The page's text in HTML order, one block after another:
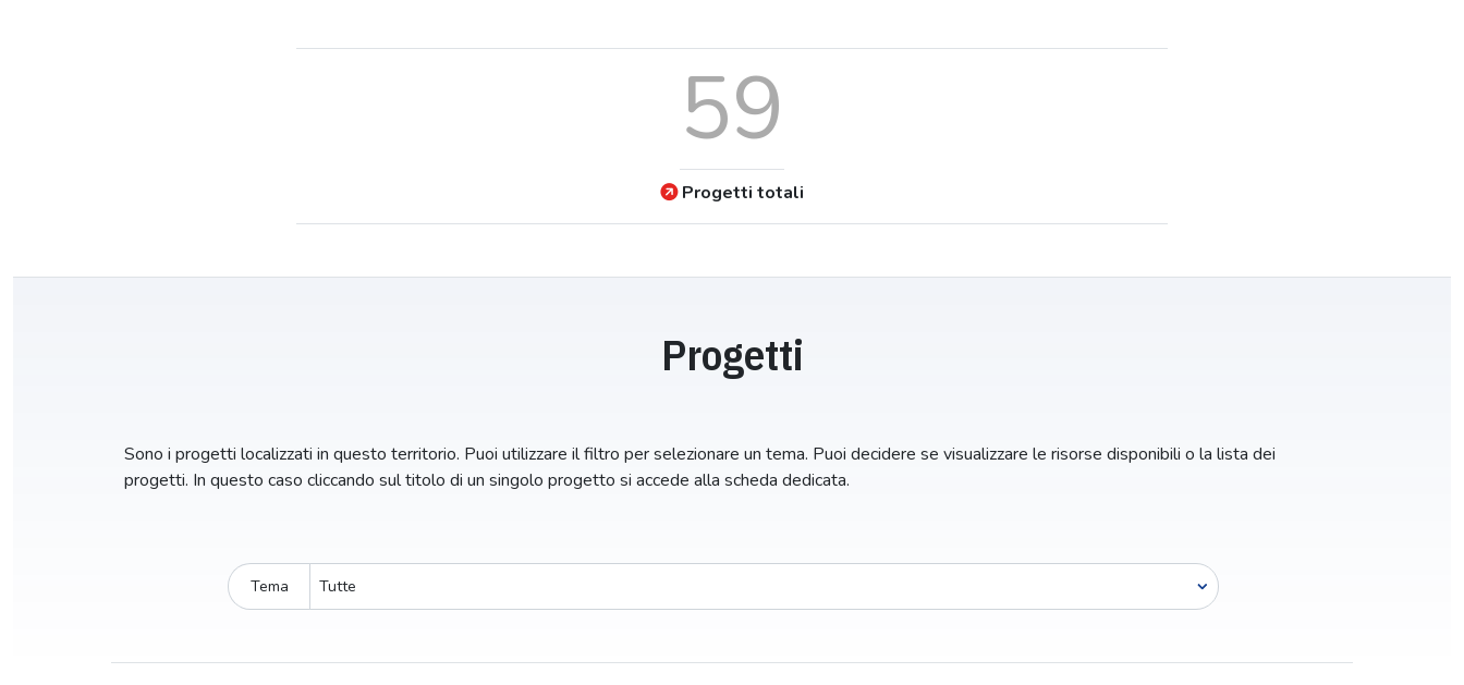
59
Progetti totali
Progetti
Sono i progetti localizzati in questo territorio. Puoi utilizzare il filtro per selezionare un tema. Puoi decidere se visualizzare le risorse disponibili o la lista dei
progetti. In questo caso cliccando sul titolo di un singolo progetto si accede alla scheda dedicata.
Tema